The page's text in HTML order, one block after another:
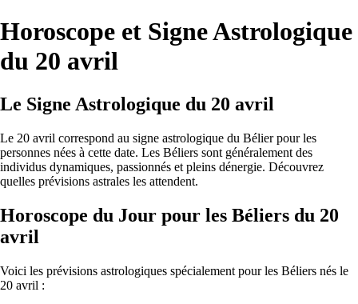
Horoscope et Signe Astrologique
du 20 avril
Le Signe Astrologique du 20 avril
Le 20 avril correspond au signe astrologique du Bélier pour les
personnes nées à cette date. Les Béliers sont généralement des
individus dynamiques, passionnés et pleins dénergie. Découvrez
quelles prévisions astrales les attendent.
Horoscope du Jour pour les Béliers du 20
avril
Voici les prévisions astrologiques spécialement pour les Béliers nés le
20 avril :